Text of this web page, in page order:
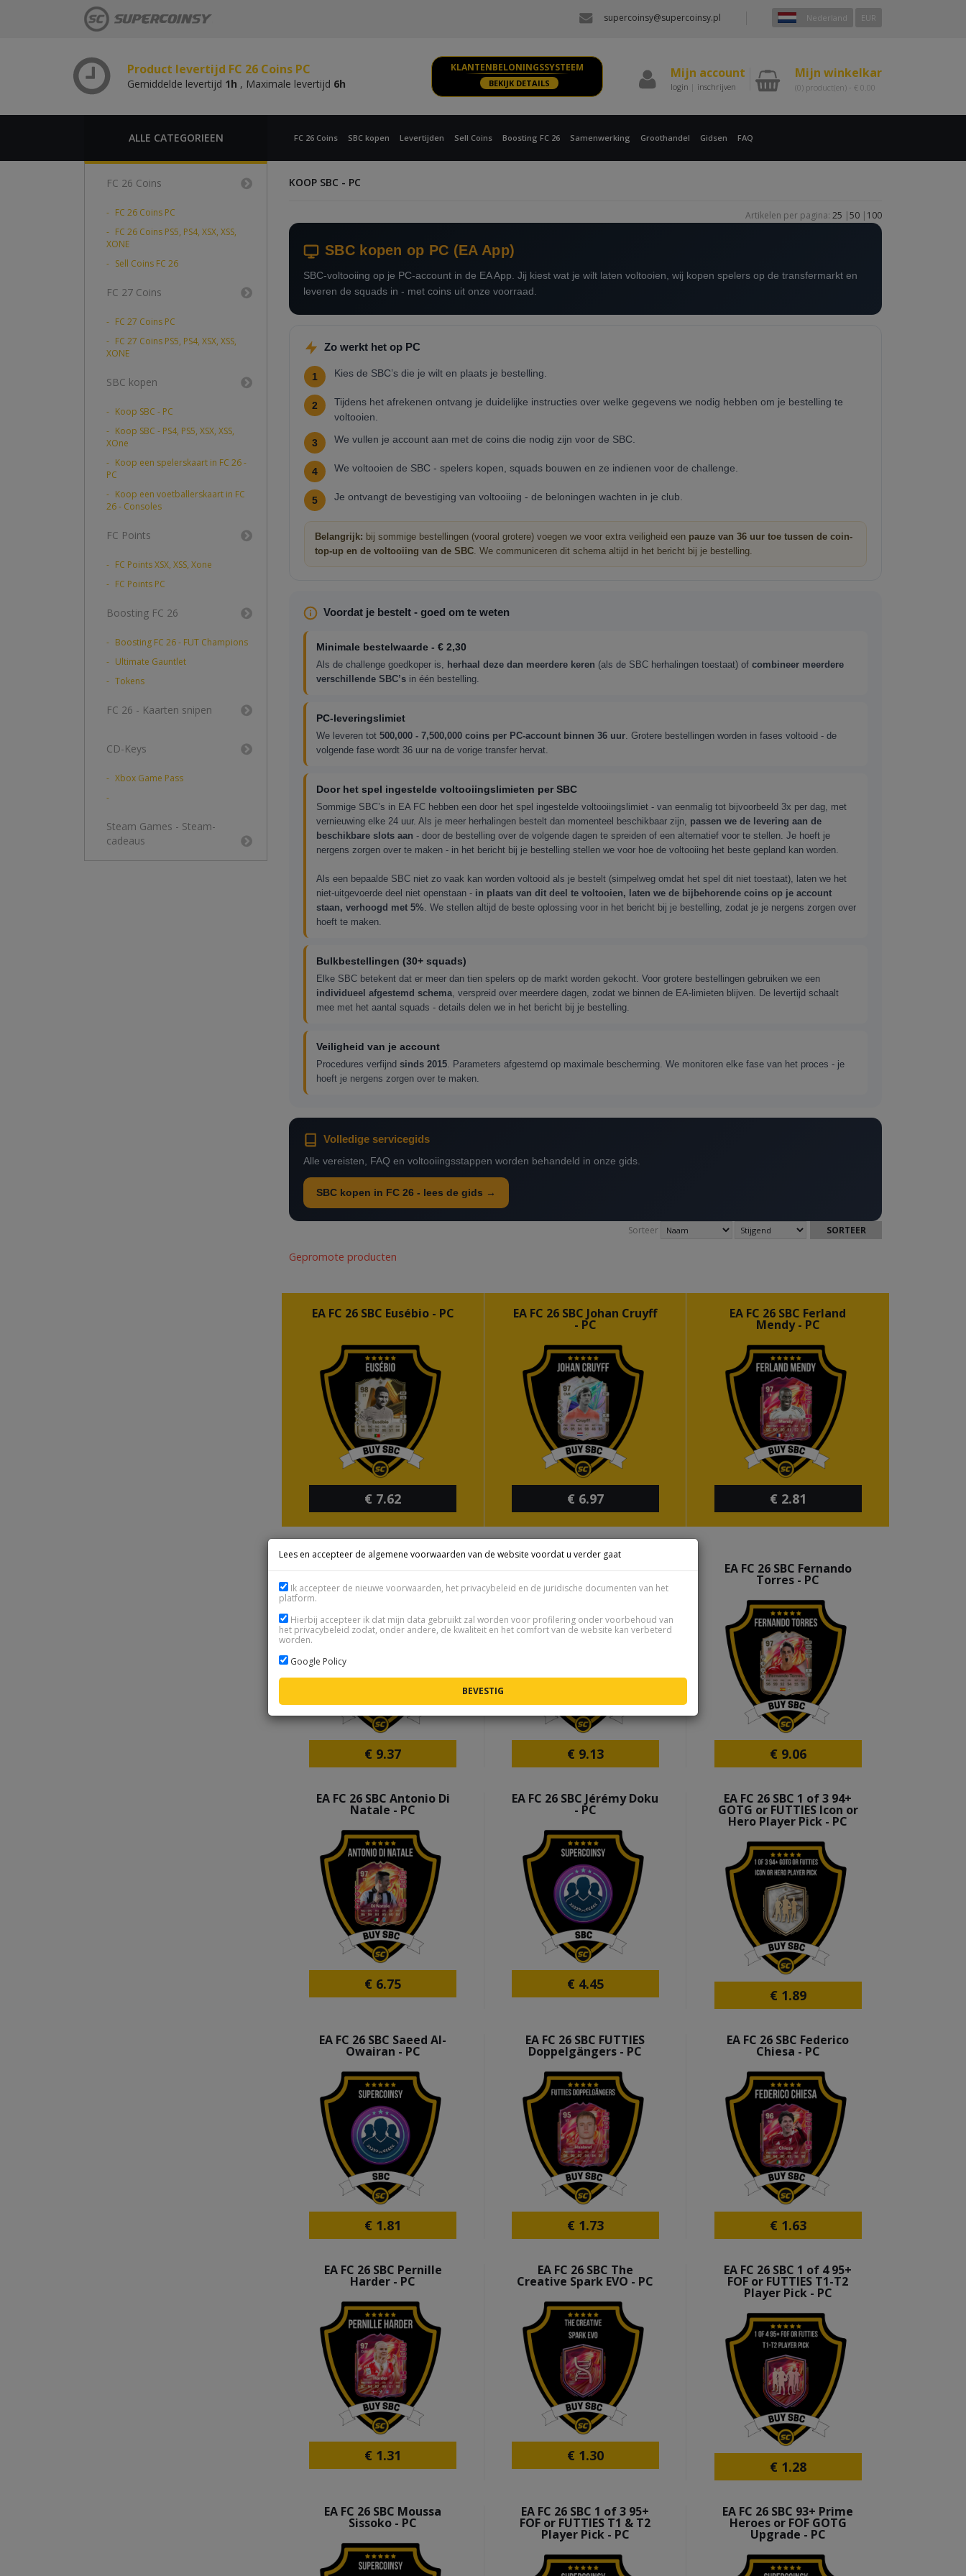
supercoinsy@supercoinsy.pl Nederland EUR
Product levertijd FC 26 Coins PC
Gemiddelde levertijd 1h , Maximale levertijd 6h
KLANTENBELONINGSSYSTEEM
BEKIJK DETAILS
Mijn account
login | inschrijven
Mijn winkelkar
(0) product(en) - € 0.00
ALLE CATEGORIEEN FC 26 Coins SBC kopen Levertijden Sell Coins Boosting FC 26 Samenwerking Groothandel Gidsen FAQ
FC 26 Coins
FC 26 Coins PC
FC 26 Coins PS5, PS4, XSX, XSS,
XONE
Sell Coins FC 26
FC 27 Coins
FC 27 Coins PC
FC 27 Coins PS5, PS4, XSX, XSS,
XONE
SBC kopen
Koop SBC - PC
Koop SBC - PS4, PS5, XSX, XSS,
XOne
Koop een spelerskaart in FC 26 -
PC
Koop een voetballerskaart in FC
26 - Consoles
FC Points
FC Points XSX, XSS, Xone
FC Points PC
Boosting FC 26
Boosting FC 26 - FUT Champions
Ultimate Gauntlet
Tokens
FC 26 - Kaarten snipen
CD-Keys
Xbox Game Pass
Steam Games - Steam-
cadeaus
KOOP SBC - PC
Artikelen per pagina: 25 |50 | 100
SBC kopen op PC (EA App)
SBC-voltooiing op je PC-account in de EA App. Jij kiest wat je wilt laten voltooien, wij kopen spelers op de transfermarkt en
leveren de squads in - met coins uit onze voorraad.
Zo werkt het op PC
1 Kies de SBC’s die je wilt en plaats je bestelling.
2
Tijdens het afrekenen ontvang je duidelijke instructies over welke gegevens we nodig hebben om je bestelling te
voltooien.
3 We vullen je account aan met de coins die nodig zijn voor de SBC.
4 We voltooien de SBC - spelers kopen, squads bouwen en ze indienen voor de challenge.
5 Je ontvangt de bevestiging van voltooiing - de beloningen wachten in je club.
Belangrijk: bij sommige bestellingen (vooral grotere) voegen we voor extra veiligheid een pauze van 36 uur toe tussen de coin-
top-up en de voltooiing van de SBC. We communiceren dit schema altijd in het bericht bij je bestelling.
Voordat je bestelt - goed om te weten
Minimale bestelwaarde - € 2,30
Als de challenge goedkoper is, herhaal deze dan meerdere keren (als de SBC herhalingen toestaat) of combineer meerdere
verschillende SBC’s in één bestelling.
PC-leveringslimiet
We leveren tot 500,000 - 7,500,000 coins per PC-account binnen 36 uur. Grotere bestellingen worden in fases voltooid - de
volgende fase wordt 36 uur na de vorige transfer hervat.
Door het spel ingestelde voltooiingslimieten per SBC
Sommige SBC’s in EA FC hebben een door het spel ingestelde voltooiingslimiet - van eenmalig tot bijvoorbeeld 3x per dag, met
vernieuwing elke 24 uur. Als je meer herhalingen bestelt dan momenteel beschikbaar zijn, passen we de levering aan de
beschikbare slots aan - door de bestelling over de volgende dagen te spreiden of een alternatief voor te stellen. Je hoeft je
nergens zorgen over te maken - in het bericht bij je bestelling stellen we voor hoe de voltooiing het beste gepland kan worden.
Als een bepaalde SBC niet zo vaak kan worden voltooid als je bestelt (simpelweg omdat het spel dit niet toestaat), laten we het
niet-uitgevoerde deel niet openstaan - in plaats van dit deel te voltooien, laten we de bijbehorende coins op je account
staan, verhoogd met 5%. We stellen altijd de beste oplossing voor in het bericht bij je bestelling, zodat je je nergens zorgen over
hoeft te maken.
Bulkbestellingen (30+ squads)
Elke SBC betekent dat er meer dan tien spelers op de markt worden gekocht. Voor grotere bestellingen gebruiken we een
individueel afgestemd schema, verspreid over meerdere dagen, zodat we binnen de EA-limieten blijven. De levertijd schaalt
mee met het aantal squads - details delen we in het bericht bij je bestelling.
Veiligheid van je account
Procedures verfijnd sinds 2015. Parameters afgestemd op maximale bescherming. We monitoren elke fase van het proces - je
hoeft je nergens zorgen over te maken.
Volledige servicegids
Alle vereisten, FAQ en voltooiingsstappen worden behandeld in onze gids.
SBC kopen in FC 26 - lees de gids →
Sorteer
Gepromote producten
EA FC 26 SBC Eusébio - PC
€ 7.62
EA FC 26 SBC Johan Cruyff
- PC
€ 6.97
EA FC 26 SBC Ferland
Mendy - PC
€ 2.81
EA FC 26 SBC Frenkie de
€ 9.37
EA FC 26 SBC Zinédine
€ 9.13
EA FC 26 SBC Fernando
Torres - PC
€ 9.06
EA FC 26 SBC Antonio Di
Natale - PC
€ 6.75
EA FC 26 SBC Jérémy Doku
- PC
€ 4.45
EA FC 26 SBC 1 of 3 94+
GOTG or FUTTIES Icon or
Hero Player Pick - PC
€ 1.89
EA FC 26 SBC Saeed Al-
Owairan - PC
€ 1.81
EA FC 26 SBC FUTTIES
Doppelgängers - PC
€ 1.73
EA FC 26 SBC Federico
Chiesa - PC
€ 1.63
EA FC 26 SBC Pernille
Harder - PC
€ 1.31
EA FC 26 SBC The
Creative Spark EVO - PC
€ 1.30
EA FC 26 SBC 1 of 4 95+
FOF or FUTTIES T1-T2
Player Pick - PC
€ 1.28
EA FC 26 SBC Moussa
Sissoko - PC
EA FC 26 SBC 1 of 3 95+
FOF or FUTTIES T1 & T2
Player Pick - PC
EA FC 26 SBC 93+ Prime
Heroes or FOF GOTG
Upgrade - PC
Lees en accepteer de algemene voorwaarden van de website voordat u verder gaat
Ik accepteer de nieuwe voorwaarden, het privacybeleid en de juridische documenten van het
platform.
Hierbij accepteer ik dat mijn data gebruikt zal worden voor profilering onder voorbehoud van
het privacybeleid zodat, onder andere, de kwaliteit en het comfort van de website kan verbeterd
worden.
Google Policy